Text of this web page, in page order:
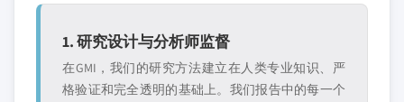
1. 研究设计与分析师监督
在GMI，我们的研究方法建立在人类专业知识、严
格验证和完全透明的基础上。我们报告中的每一个